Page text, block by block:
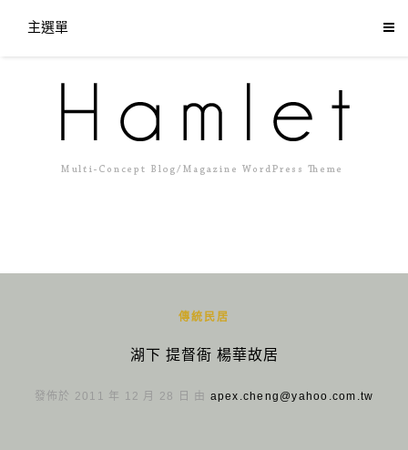
主選單
傳統民居
湖下 提督衙 楊華故居
發佈於 2011 年 12 月 28 日 由 apex.cheng@yahoo.com.tw